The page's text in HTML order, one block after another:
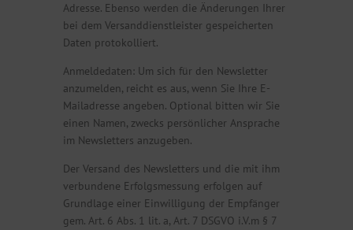
Adresse. Ebenso werden die Änderungen Ihrer
bei dem Versanddienstleister gespeicherten
Daten protokolliert.
Anmeldedaten: Um sich für den Newsletter
anzumelden, reicht es aus, wenn Sie Ihre E-
Mailadresse angeben. Optional bitten wir Sie
einen Namen, zwecks persönlicher Ansprache
im Newsletters anzugeben.
Der Versand des Newsletters und die mit ihm
verbundene Erfolgsmessung erfolgen auf
Grundlage einer Einwilligung der Empfänger
gem. Art. 6 Abs. 1 lit. a, Art. 7 DSGVO i.V.m § 7